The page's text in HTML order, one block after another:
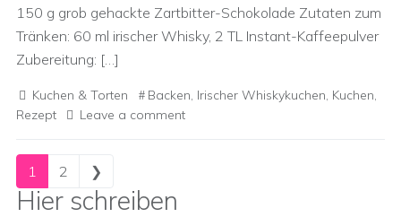
150 g grob gehackte Zartbitter-Schokolade Zutaten zum
Tränken: 60 ml irischer Whisky, 2 TL Instant-Kaffeepulver
Zubereitung: […]
Kuchen & Torten Backen, Irischer Whiskykuchen, Kuchen,
Rezept
Leave a comment
Posts navigation
1 2 ❯
Hier schreiben